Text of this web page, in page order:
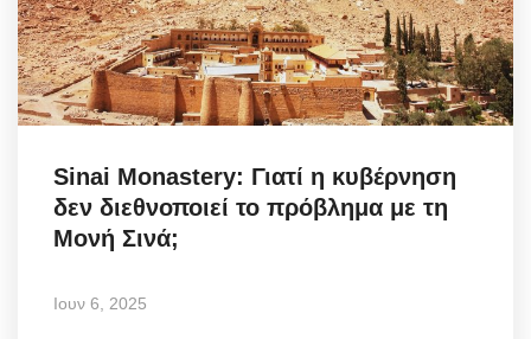
Sinai Monastery: Γιατί η κυβέρνηση
δεν διεθνοποιεί το πρόβλημα με τη
Μονή Σινά;
Ιουν 6, 2025